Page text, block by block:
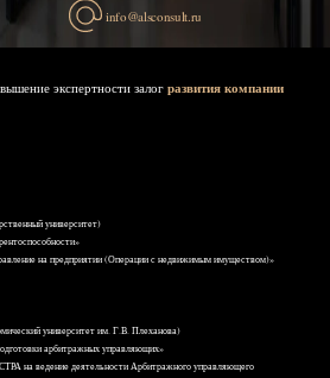
info@alsconsult.ru
экспертности залог развития компании
университет)
на предприятии (Операции с недвижимым имуществом)»
университет им. Г.В. Плеханова)
арбитражных управляющих»
на ведение деятельности Арбитражного управляющего